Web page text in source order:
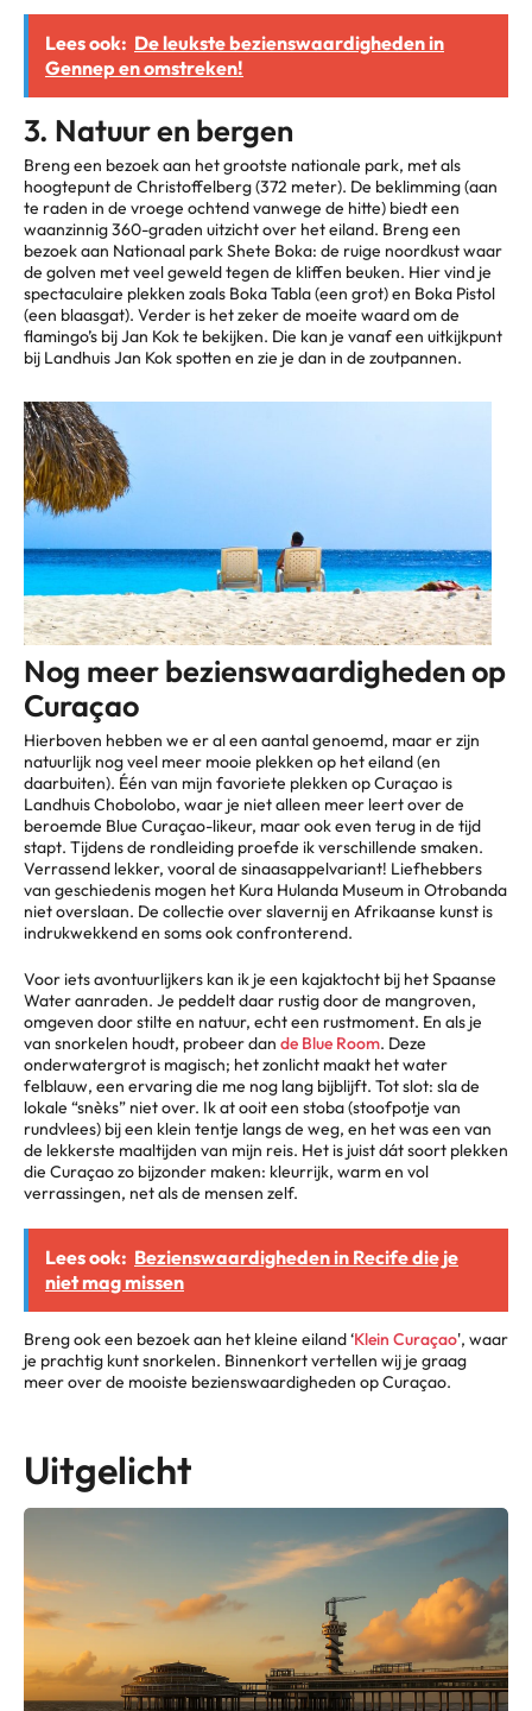
Lees ook: De leukste bezienswaardigheden in
Gennep en omstreken!
3. Natuur en bergen
Breng een bezoek aan het grootste nationale park, met als
hoogtepunt de Christoffelberg (372 meter). De beklimming (aan
te raden in de vroege ochtend vanwege de hitte) biedt een
waanzinnig 360-graden uitzicht over het eiland. Breng een
bezoek aan Nationaal park Shete Boka: de ruige noordkust waar
de golven met veel geweld tegen de kliffen beuken. Hier vind je
spectaculaire plekken zoals Boka Tabla (een grot) en Boka Pistol
(een blaasgat). Verder is het zeker de moeite waard om de
flamingo’s bij Jan Kok te bekijken. Die kan je vanaf een uitkijkpunt
bij Landhuis Jan Kok spotten en zie je dan in de zoutpannen.
Nog meer bezienswaardigheden op
Curaçao
Hierboven hebben we er al een aantal genoemd, maar er zijn
natuurlijk nog veel meer mooie plekken op het eiland (en
daarbuiten). Één van mijn favoriete plekken op Curaçao is
Landhuis Chobolobo, waar je niet alleen meer leert over de
beroemde Blue Curaçao-likeur, maar ook even terug in de tijd
stapt. Tijdens de rondleiding proefde ik verschillende smaken.
Verrassend lekker, vooral de sinaasappelvariant! Liefhebbers
van geschiedenis mogen het Kura Hulanda Museum in Otrobanda
niet overslaan. De collectie over slavernij en Afrikaanse kunst is
indrukwekkend en soms ook confronterend.
Voor iets avontuurlijkers kan ik je een kajaktocht bij het Spaanse
Water aanraden. Je peddelt daar rustig door de mangroven,
omgeven door stilte en natuur, echt een rustmoment. En als je
van snorkelen houdt, probeer dan de Blue Room. Deze
onderwatergrot is magisch; het zonlicht maakt het water
felblauw, een ervaring die me nog lang bijblijft. Tot slot: sla de
lokale “snèks” niet over. Ik at ooit een stoba (stoofpotje van
rundvlees) bij een klein tentje langs de weg, en het was een van
de lekkerste maaltijden van mijn reis. Het is juist dát soort plekken
die Curaçao zo bijzonder maken: kleurrijk, warm en vol
verrassingen, net als de mensen zelf.
Lees ook: Bezienswaardigheden in Recife die je
niet mag missen
Breng ook een bezoek aan het kleine eiland ‘Klein Curaçao', waar
je prachtig kunt snorkelen. Binnenkort vertellen wij je graag
meer over de mooiste bezienswaardigheden op Curaçao.
Uitgelicht